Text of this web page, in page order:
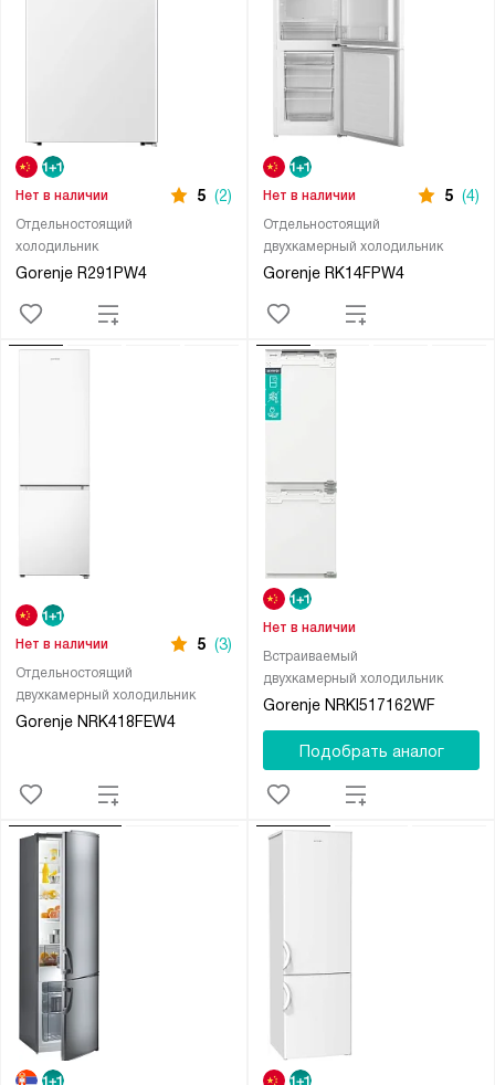
Отдельностоящий
холодильник
Gorenje R291PW4
Нет в наличии 5 (2)
Отдельностоящий
двухкамерный холодильник
Gorenje RK14FPW4
Нет в наличии 5 (4)
Отдельностоящий
двухкамерный холодильник
Gorenje NRK418FEW4
Нет в наличии 5 (3)
Встраиваемый
двухкамерный холодильник
Gorenje NRKI517162WF
Нет в наличии
Подобрать аналог